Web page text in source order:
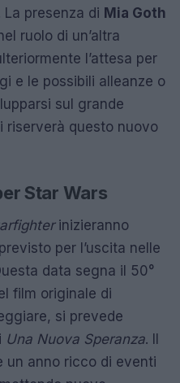
presenza di Mia Goth
ruolo di un’altra
l’attesa per
e le possibili alleanze o
sul grande
riserverà questo nuovo
Star Wars
inizieranno
per l’uscita nelle
data segna il 50°
film originale di
si prevede
Una Nuova Speranza. Il
un anno ricco di eventi